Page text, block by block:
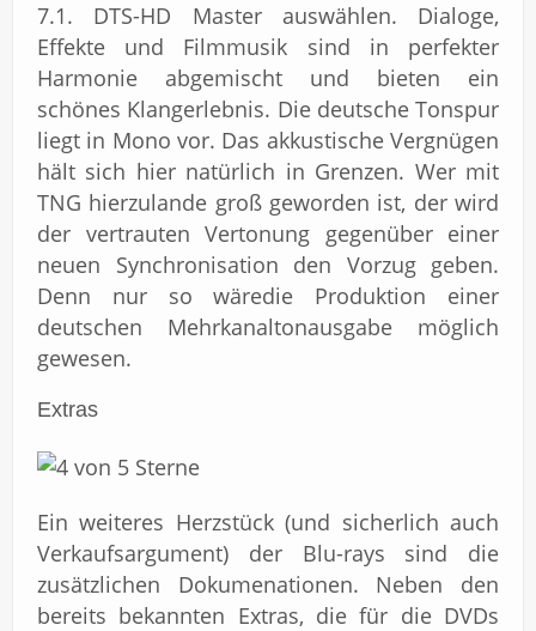
7.1. DTS-HD Master auswählen. Dialoge,
Effekte und Filmmusik sind in perfekter
Harmonie abgemischt und bieten ein
schönes Klangerlebnis. Die deutsche Tonspur
liegt in Mono vor. Das akkustische Vergnügen
hält sich hier natürlich in Grenzen. Wer mit
TNG hierzulande groß geworden ist, der wird
der vertrauten Vertonung gegenüber einer
neuen Synchronisation den Vorzug geben.
Denn nur so wäredie Produktion einer
deutschen Mehrkanaltonausgabe möglich
gewesen.
Extras
Ein weiteres Herzstück (und sicherlich auch
Verkaufsargument) der Blu-rays sind die
zusätzlichen Dokumenationen. Neben den
bereits bekannten Extras, die für die DVDs